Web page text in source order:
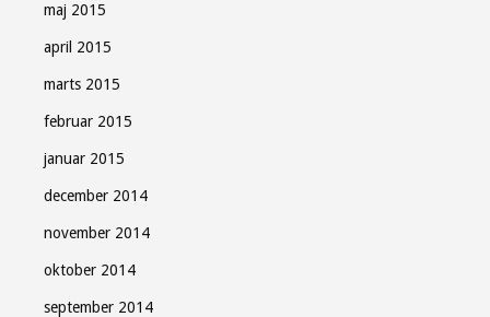
maj 2015
april 2015
marts 2015
februar 2015
januar 2015
december 2014
november 2014
oktober 2014
september 2014